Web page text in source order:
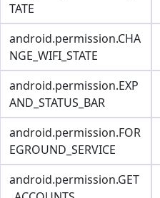
TATE
android.permission.CHA
NGE_WIFI_STATE
android.permission.EXP
AND_STATUS_BAR
android.permission.FOR
EGROUND_SERVICE
android.permission.GET